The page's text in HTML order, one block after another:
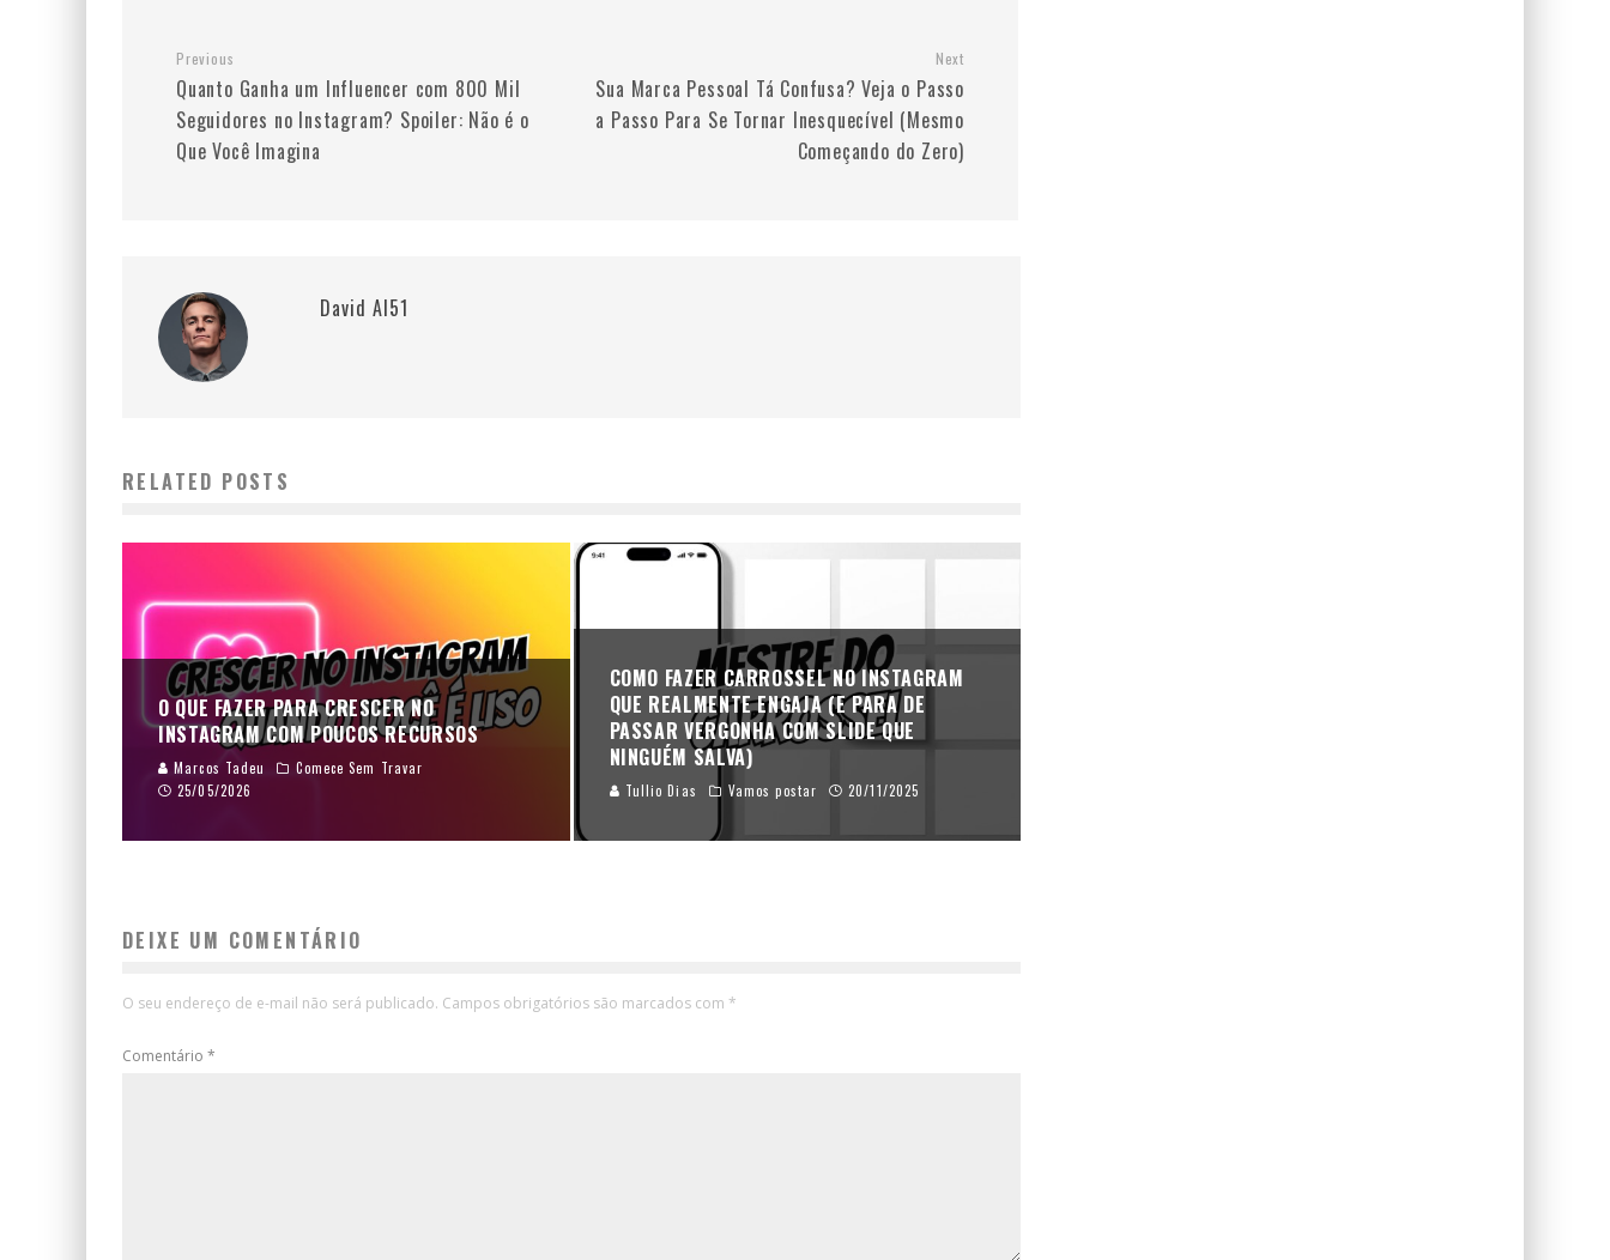
Previous
Quanto Ganha um Influencer com 800 Mil
Seguidores no Instagram? Spoiler: Não é o
Que Você Imagina
Next
Sua Marca Pessoal Tá Confusa? Veja o Passo
a Passo Para Se Tornar Inesquecível (Mesmo
Começando do Zero)
David AI51
RELATED POSTS
O QUE FAZER PARA CRESCER NO
INSTAGRAM COM POUCOS RECURSOS
Marcos Tadeu
Comece Sem Travar
25/05/2026
COMO FAZER CARROSSEL NO INSTAGRAM
QUE REALMENTE ENGAJA (E PARA DE
PASSAR VERGONHA COM SLIDE QUE
NINGUÉM SALVA)
Tullio Dias Vamos postar 20/11/2025
DEIXE UM COMENTÁRIO
O seu endereço de e-mail não será publicado. Campos obrigatórios são marcados com *
Comentário *